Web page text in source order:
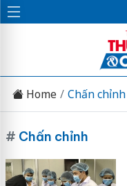
Home Chấn chỉnh
# Chấn chỉnh